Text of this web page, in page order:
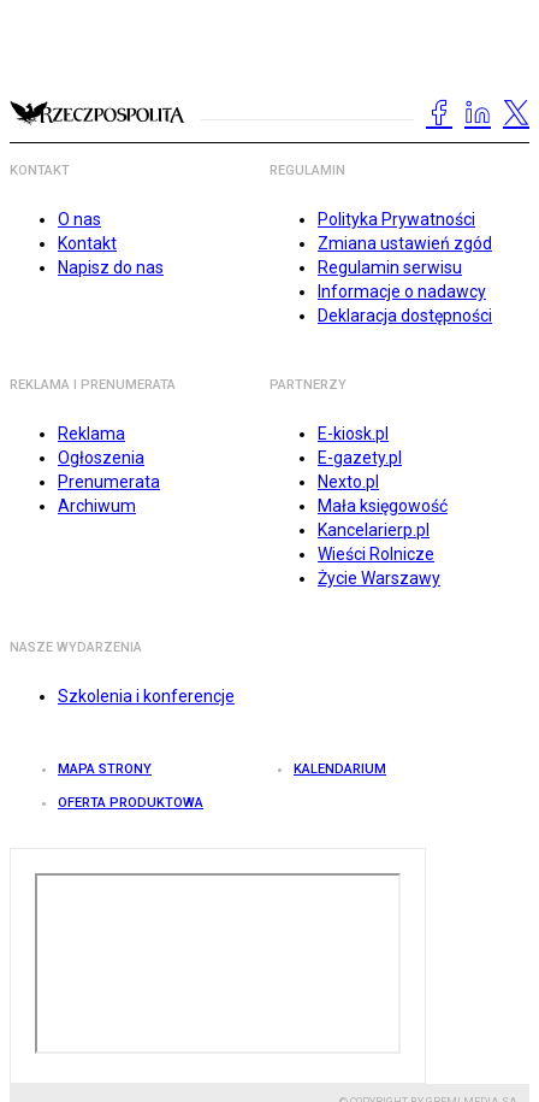
KONTAKT
O nas
Kontakt
Napisz do nas
REGULAMIN
Polityka Prywatności
Zmiana ustawień zgód
Regulamin serwisu
Informacje o nadawcy
Deklaracja dostępności
REKLAMA I PRENUMERATA
Reklama
Ogłoszenia
Prenumerata
Archiwum
PARTNERZY
E-kiosk.pl
E-gazety.pl
Nexto.pl
Mała księgowość
Kancelarierp.pl
Wieści Rolnicze
Życie Warszawy
NASZE WYDARZENIA
Szkolenia i konferencje
MAPA STRONY KALENDARIUM
OFERTA PRODUKTOWA